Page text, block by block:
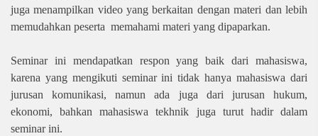
juga menampilkan video yang berkaitan dengan materi dan lebih
memudahkan peserta memahami materi yang dipaparkan.
Seminar ini mendapatkan respon yang baik dari mahasiswa,
karena yang mengikuti seminar ini tidak hanya mahasiswa dari
jurusan komunikasi, namun ada juga dari jurusan hukum,
ekonomi, bahkan mahasiswa tekhnik juga turut hadir dalam
seminar ini.